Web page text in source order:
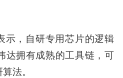
示，自研专用芯片的逻辑
达拥有成熟的工具链，可
法。